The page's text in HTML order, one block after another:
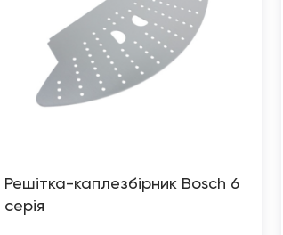
Решітка-каплезбірник Bosch 6
серія